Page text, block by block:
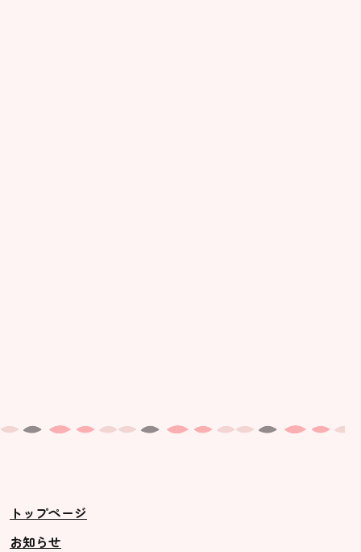
トップページ
お知らせ
未就園児クラス
ス ]
2歳児ひとり登園［ゆず組 ]